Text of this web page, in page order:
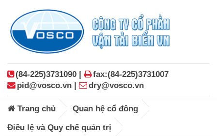
(84-225)3731090 |
fax:(84-225)3731007
pid@vosco.vn |
dry@vosco.vn
Trang chủ Quan hệ cổ đông
Điều lệ và Quy chế quản trị